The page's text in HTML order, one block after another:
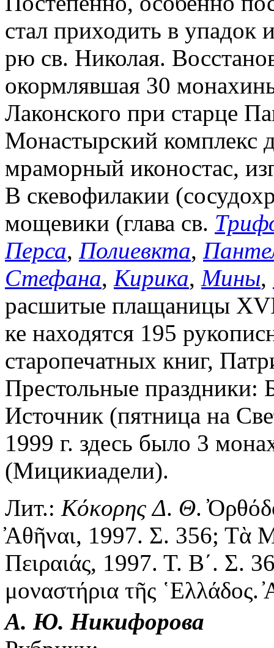
стал приходить в упадок
рю св. Николая.
окормлявшая 30
Лаконского при старце
Монастырский комплекс
мраморный иконостас,
В скевофилакии
мощевики (глава св.
Перса, Полиевкта,
Стефана, Кирика, Мины,
расшитые плащаницы
ке находятся 195
старопечатных книг,
Престольные
Источник (пятница на
1999 г. здесь было 3
(Мицикиадели).
Лит.: Κόκορης Δ. Θ.
̓Αθῆναι, 1997. Σ. 356; Τὰ
Πειραιάς, 1997. Τ. Β´. Σ.
μοναστήρια τῆς
А. Ю. Никифорова